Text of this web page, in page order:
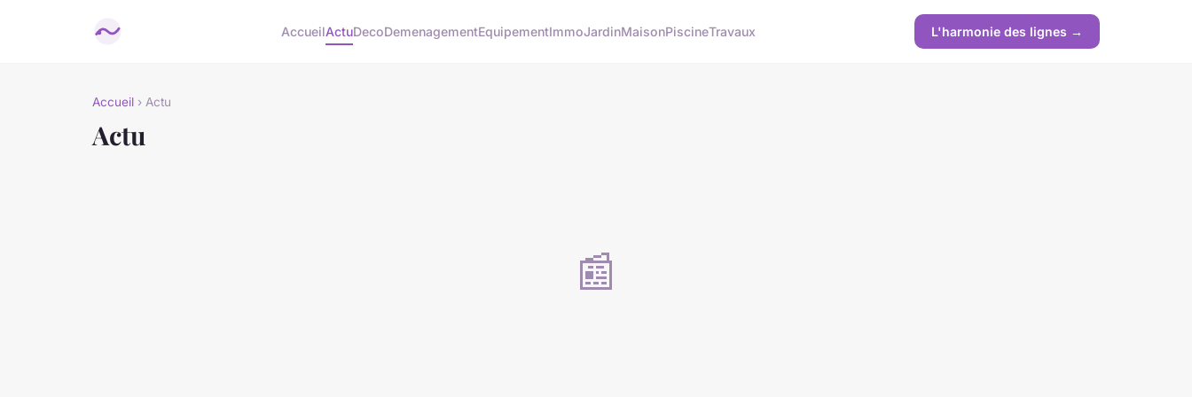
AccueilActuDecoDemenagementEquipementImmoJardinMaisonPiscineTravaux L'harmonie des lignes →
Accueil › Actu
Actu
📰